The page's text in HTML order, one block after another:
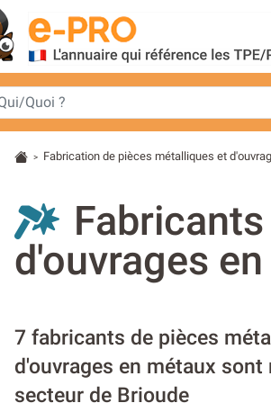
> Fabrication de pièces métalliques et
d'ouvrages
7 fabricants de pièces
d'ouvrages en métaux
secteur de Brioude